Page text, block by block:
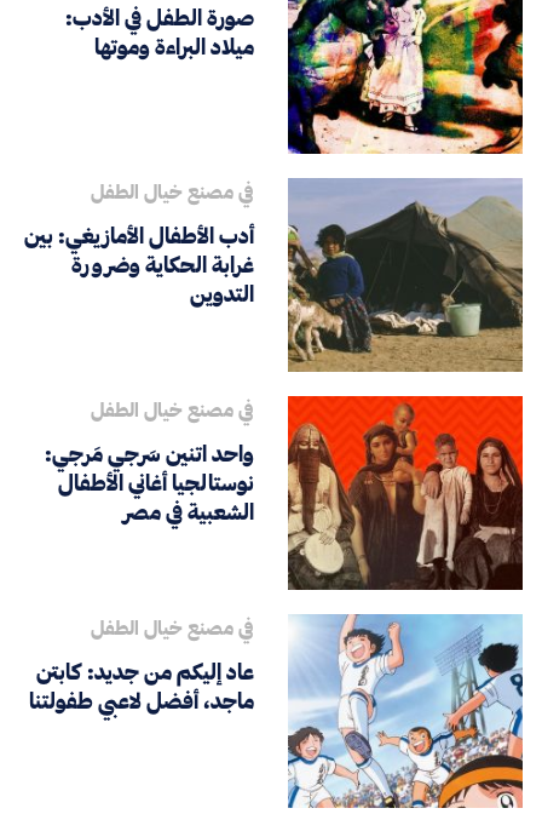
صورة الطفل في الأدب:
ميلاد البراءة وموتها
في مصنع خيال الطفل
أدب الأطفال الأمازيغي: بين
غرابة الحكاية وضرورة
التدوين
في مصنع خيال الطفل
واحد اتنين سَرجي مَرجي:
نوستالجيا أغاني الأطفال
الشعبية في مصر
في مصنع خيال الطفل
عاد إليكم من جديد: كابتن
ماجد، أفضل لاعبي طفولتنا